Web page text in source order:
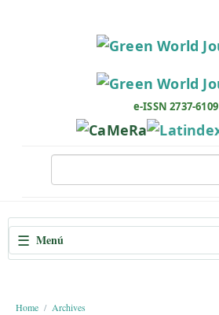
i
o
n
a
e-ISSN 2737-6109
☰ Menú
Home
Archives